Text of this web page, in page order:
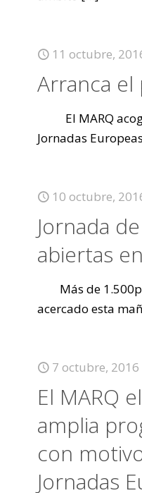
11 octubre,
Arranca
El MARQ
Jornadas
10 octubre,
Jornada
abiertas
Más de
acercado esta
7 octubre, 2016
El MARQ
amplia
con
Jornadas